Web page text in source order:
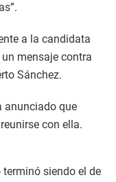
a la candidata
mensaje contra
Sánchez.
anunciado que
con ella.
siendo el de